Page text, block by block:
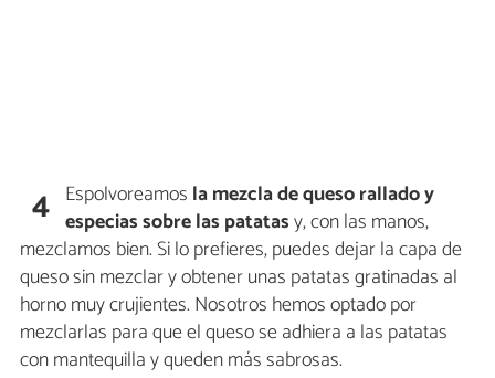
4 Espolvoreamos la mezcla de queso rallado y
especias sobre las patatasy, con las manos,
mezclamos bien. Si lo prefieres, puedes dejar la capa de
queso sin mezclar y obtener unas patatas gratinadas al
horno muy crujientes. Nosotros hemos optado por
mezclarlas para que el queso se adhiera a las patatas
con mantequilla y queden más sabrosas.